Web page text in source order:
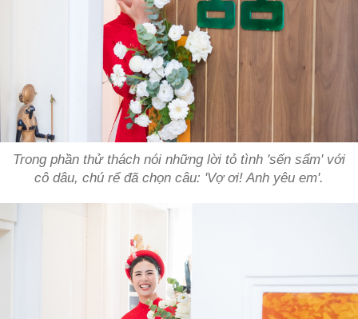
Trong phần thử thách nói những lời tỏ tình 'sến sẩm' với
cô dâu, chú rể đã chọn câu: 'Vợ ơi! Anh yêu em'.